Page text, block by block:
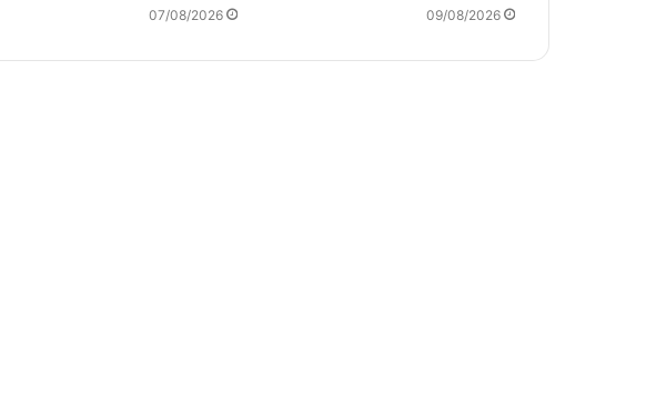
09/08/2026
07/08/2026